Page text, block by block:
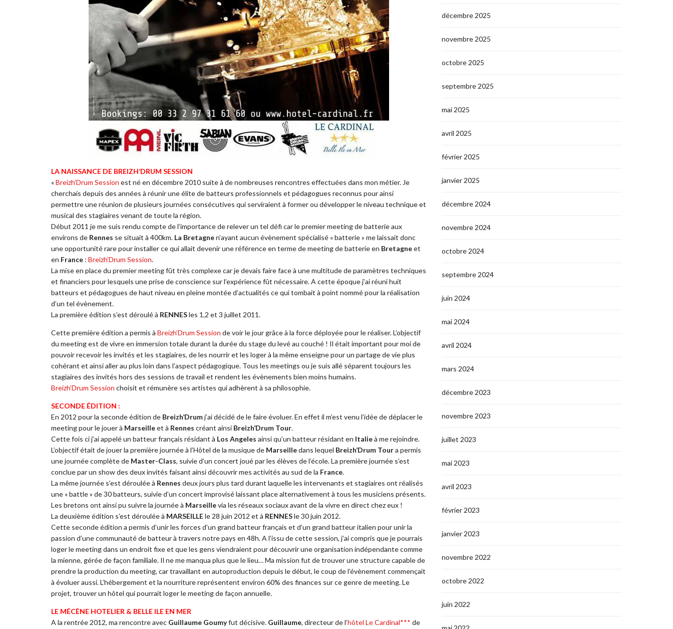
LA NAISSANCE DE BREIZH’DRUM SESSION
«Breizh’Drum Session est né en décembre 2010 suite à de nombreuses rencontres effectuées dans mon métier. Je
cherchais depuis des années à réunir une élite de batteurs professionnels et pédagogues reconnus pour ainsi
permettre une réunion de plusieurs journées consécutives qui serviraient à former ou développer le niveau technique et
musical des stagiaires venant de toute la région.
Début 2011 je me suis rendu compte de l’importance de relever un tel défi car le premier meeting de batterie aux
environs de Rennes se situait à 400km. La Bretagnen’ayant aucun évènement spécialisé « batterie » me laissait donc
une opportunité rare pour installer ce qui allait devenir une référence en terme de meeting de batterie en Bretagneet
en France : Breizh’Drum Session.
La mise en place du premier meeting fût très complexe car je devais faire face à une multitude de paramètres techniques
et financiers pour lesquels une prise de conscience sur l’expérience fût nécessaire. A cette époque j’ai réuni huit
batteurs et pédagogues de haut niveau en pleine montée d’actualités ce qui tombait à point nommé pour la réalisation
d’un tel évènement.
La première édition s’est déroulé à RENNESles 1,2 et 3 juillet 2011.
Cette première édition a permis à Breizh’Drum Session de voir le jour grâce à la force déployée pour le réaliser. L’objectif
du meeting est de vivre en immersion totale durant la durée du stage du levé au couché ! Il était important pour moi de
pouvoir recevoir les invités et les stagiaires, de les nourrir et les loger à la même enseigne pour un partage de vie plus
cohérant et ainsi aller au plus loin dans l’aspect pédagogique. Tous les meetings ou je suis allé séparent toujours les
stagiaires des invités hors des sessions de travail et rendent les évènements bien moins humains.
Breizh’Drum Session choisit et rémunère ses artistes qui adhèrent à sa philosophie.
SECONDE ÉDITION :
En 2012 pour la seconde édition de Breizh’Drumj’ai décidé de le faire évoluer. En effet il m’est venu l’idée de déplacer le
meeting pour le jouer à Marseilleet à Rennes créant ainsi Breizh’Drum Tour.
Cette fois ci j’ai appelé un batteur français résidant à Los Angeles ainsi qu’un batteur résidant en Italieà me rejoindre.
L’objectif était de jouer la première journée à l’Hôtel de la musique de Marseilledans lequel Breizh’Drum Toura permis
une journée complète de Master-Class, suivie d’un concert joué par les élèves de l’école. La première journée s’est
conclue par un show des deux invités faisant ainsi découvrir mes activités au sud de la France.
La même journée s’est déroulée à Rennes deux jours plus tard durant laquelle les intervenants et stagiaires ont réalisés
une « battle » de 30 batteurs, suivie d’un concert improvisé laissant place alternativement à tous les musiciens présents.
Les bretons ont ainsi pu suivre la journée à Marseillevia les réseaux sociaux avant de la vivre en direct chez eux !
La deuxième édition s’est déroulée à MARSEILLEle 28 juin 2012 et à RENNESle 30 juin 2012.
Cette seconde édition a permis d’unir les forces d’un grand batteur français et d’un grand batteur italien pour unir la
passion d’une communauté de batteur à travers notre pays en 48h. A l’issu de cette session, j’ai compris que je pourrais
loger le meeting dans un endroit fixe et que les gens viendraient pour découvrir une organisation indépendante comme
la mienne, gérée de façon familiale. Il ne me manqua plus que le lieu… Ma mission fut de trouver une structure capable de
prendre la production du meeting, car travaillant en autoproduction depuis le début, le coup de l’évènement commençait
à évoluer aussi. L’hébergement et la nourriture représentent environ 60% des finances sur ce genre de meeting. Le
projet, trouver un hôtel qui pourrait loger le meeting de façon annuelle.
LE MÉCÈNE HOTELIER & BELLE ILE EN MER
A la rentrée 2012, ma rencontre avec Guillaume Goumyfut décisive. Guillaume, directeur de l’hôtel Le Cardinal*** de
décembre 2025
novembre 2025
octobre 2025
septembre 2025
mai 2025
avril 2025
février 2025
janvier 2025
décembre 2024
novembre 2024
octobre 2024
septembre 2024
juin 2024
mai 2024
avril 2024
mars 2024
décembre 2023
novembre 2023
juillet 2023
mai 2023
avril 2023
février 2023
janvier 2023
novembre 2022
octobre 2022
juin 2022